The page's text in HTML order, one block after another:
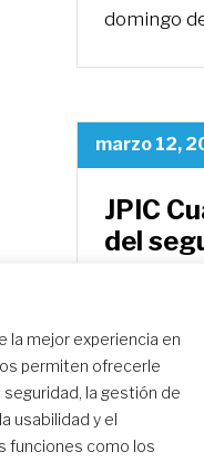
la mejor experiencia en
permiten ofrecerle
la gestión de
usabilidad y el
funciones como los
domingo
marzo 12,
JPIC
del
Durante
distribuirá
está la
domingo